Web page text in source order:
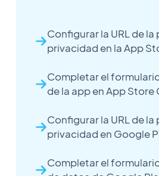
Configurar la URL de
privacidad en la App
Completar el
de la app en App Store
Configurar la URL de
privacidad en Google
Completar el